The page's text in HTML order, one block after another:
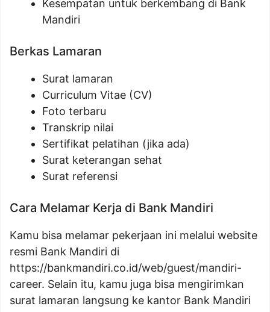
Kesempatan untuk berkembang di Bank
Mandiri
Berkas Lamaran
Surat lamaran
Curriculum Vitae (CV)
Foto terbaru
Transkrip nilai
Sertifikat pelatihan (jika ada)
Surat keterangan sehat
Surat referensi
Cara Melamar Kerja di Bank Mandiri
Kamu bisa melamar pekerjaan ini melalui website
resmi Bank Mandiri di
https://bankmandiri.co.id/web/guest/mandiri-
career. Selain itu, kamu juga bisa mengirimkan
surat lamaran langsung ke kantor Bank Mandiri